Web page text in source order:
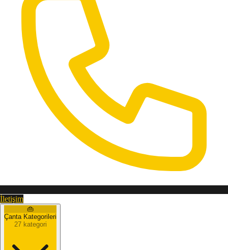
İletişim
👜
Çanta Kategorileri
27 kategori